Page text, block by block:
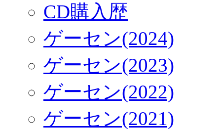
CD購入歴
ゲーセン(2024)
ゲーセン(2023)
ゲーセン(2022)
ゲーセン(2021)